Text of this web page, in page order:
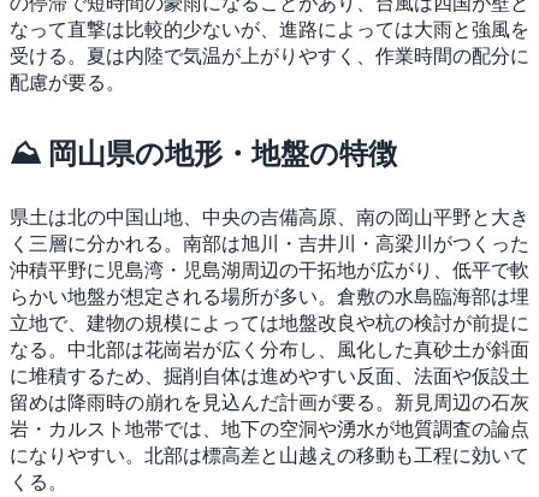
なって直撃は比較的少ないが、進路によっては大雨と強風を
受ける。夏は内陸で気温が上がりやすく、作業時間の配分に
配慮が要る。
⛰ 岡山県の地形・地盤の特徴
県土は北の中国山地、中央の吉備高原、南の岡山平野と大き
く三層に分かれる。南部は旭川・吉井川・高梁川がつくった
沖積平野に児島湾・児島湖周辺の干拓地が広がり、低平で軟
らかい地盤が想定される場所が多い。倉敷の水島臨海部は埋
立地で、建物の規模によっては地盤改良や杭の検討が前提に
なる。中北部は花崗岩が広く分布し、風化した真砂土が斜面
に堆積するため、掘削自体は進めやすい反面、法面や仮設土
留めは降雨時の崩れを見込んだ計画が要る。新見周辺の石灰
岩・カルスト地帯では、地下の空洞や湧水が地質調査の論点
になりやすい。北部は標高差と山越えの移動も工程に効いて
くる。